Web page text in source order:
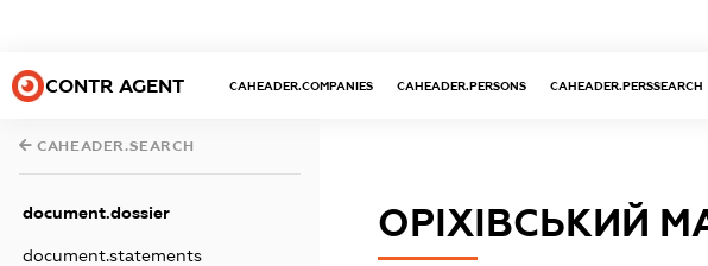
CONTR AGENT CAHEADER.COMPANIES CAHEADER.PERSONS CAHEADER.PERSSEARCH
CAHEADER.SEARCH
document.dossier
document.statements
ОРІХІВСЬКИЙ